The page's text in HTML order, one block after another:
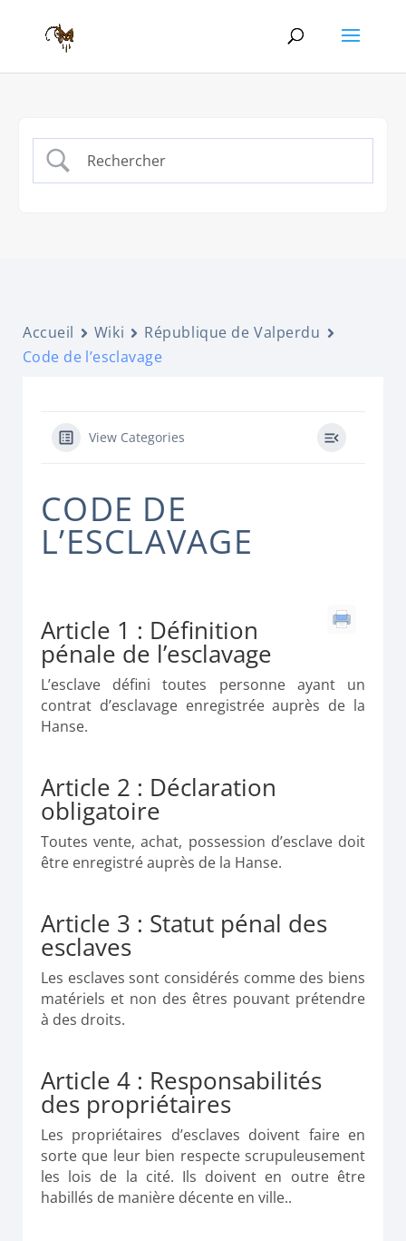
Accueil Wiki
République de Valperdu
Code de l’esclavage
View Categories
CODE DE
L’ESCLAVAGE
Article 1 : Définition
pénale de l’esclavage
L’esclave défini toutes personne ayant un
contrat d’esclavage enregistrée auprès de la
Hanse.
Article 2 : Déclaration
obligatoire
Toutes vente, achat, possession d’esclave doit
être enregistré auprès de la Hanse.
Article 3 : Statut pénal des
esclaves
Les esclaves sont considérés comme des biens
matériels et non des êtres pouvant prétendre
à des droits.
Article 4 : Responsabilités
des propriétaires
Les propriétaires d’esclaves doivent faire en
sorte que leur bien respecte scrupuleusement
les lois de la cité. Ils doivent en outre être
habillés de manière décente en ville..